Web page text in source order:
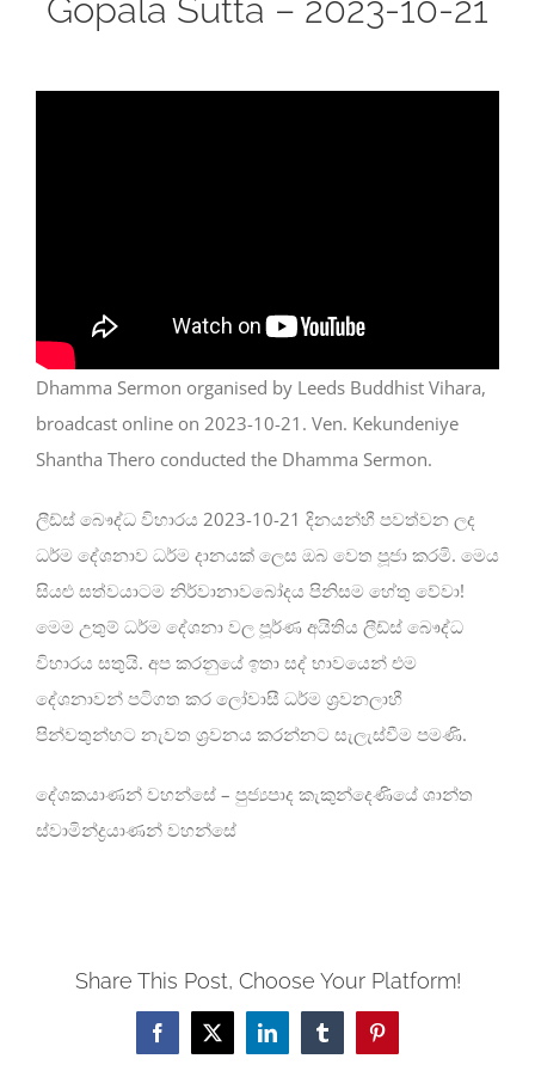
Gopala Sutta – 2023-10-21
Dhamma Sermon organised by Leeds Buddhist Vihara,
broadcast online on 2023-10-21. Ven. Kekundeniye
Shantha Thero conducted the Dhamma Sermon.
ලීඩ්ස් බෞද්ධ විහාරය 2023-10-21 දිනයන්හී පවත්වන ලද
ධර්ම දේශනාව ධර්ම දානයක් ලෙස ඔබ වෙත පූජා කරමි. මෙය
සියළු සත්වයාටම නිර්වානාවබෝදය පිනිසම හේතු වේවා!
මෙම උතුම් ධර්ම දේශනා වල පූර්ණ අයිතිය ලීඩ්ස් බෞද්ධ
විහාරය සතුයි. අප කරනුයේ ඉතා සද් භාවයෙන් එම
දේශනාවන් පටිගත කර ලෝවාසී ධර්ම ශ්‍රවනලාහී
පින්වතුන්හට නැවත ශ්‍රවනය කරන්නට සැලැස්වීම පමණි.
දේශකයාණන් වහන්සේ – පුජ්‍යපාද කැකුන්දෙණියේ ශාන්ත
ස්වාමින්ද්‍රයාණන් වහන්සේ
Share This Post, Choose Your Platform!
Facebook
X LinkedInTumblrPinterest